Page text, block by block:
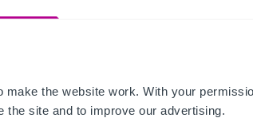
make the website work. With your
the site and to improve our advertising.